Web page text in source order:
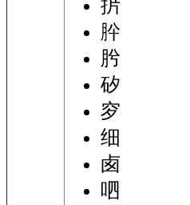
扸
肸
肹
矽
穸
细
卥
呬